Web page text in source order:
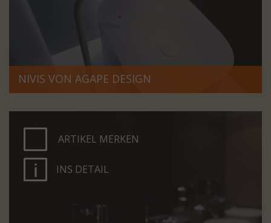
NIVIS VON AGAPE DESIGN
ARTIKEL MERKEN
INS DETAIL